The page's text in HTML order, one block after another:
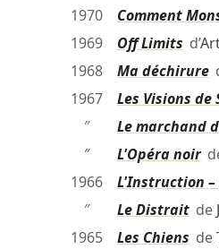
1970
Comment
1969
Off Limits d’
1968
Ma déchirure
1967
Les Visions de
″
Le marchand
″
L'Opéra noir
1966
L'Instruction
″
Le Distraitde
1965
Les Chiens de